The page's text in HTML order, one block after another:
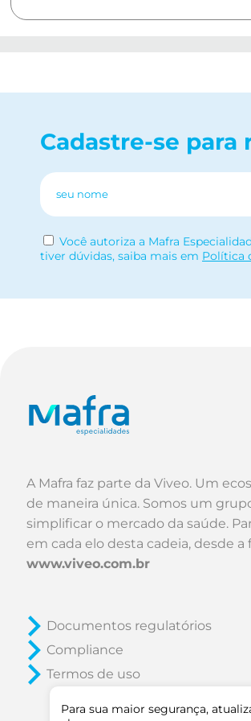
Para sua maior segurança,
Cadastre-se para
Você autoriza a Mafra
tiver dúvidas, saiba mais em Política
A Mafra faz parte da Viveo. Um
de maneira única. Somos um
simplificar o mercado da saúde.
em cada elo desta cadeia, desde
www.viveo.com.br
Documentos regulatórios
Compliance
Termos de uso